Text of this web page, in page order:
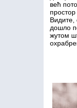
већ
Видите,
дошло
жутом